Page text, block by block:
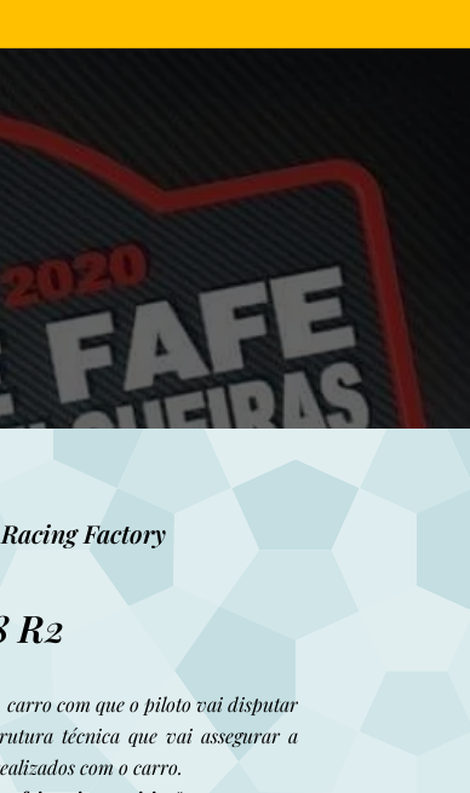
Factory
R2
carro com que o piloto vai disputar
técnica que vai assegurar a
com o carro.